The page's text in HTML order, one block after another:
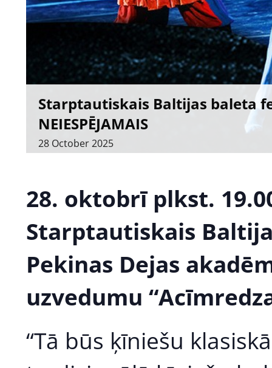
Starptautiskais Baltijas baleta
NEIESPĒJAMAIS
28 October2025
28. oktobrī plkst.
Starptautiskais
Pekinas Dejas
uzvedumu
“Tā būs ķīniešu